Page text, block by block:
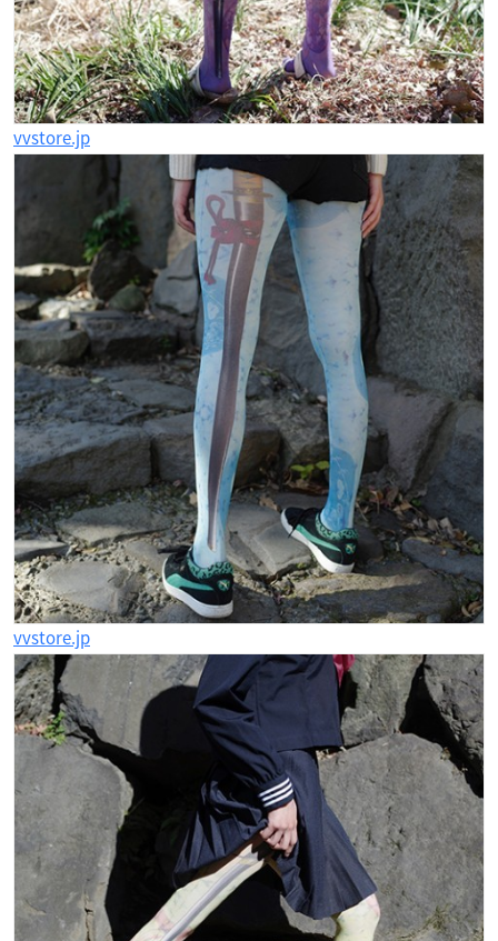
vvstore.jp
vvstore.jp